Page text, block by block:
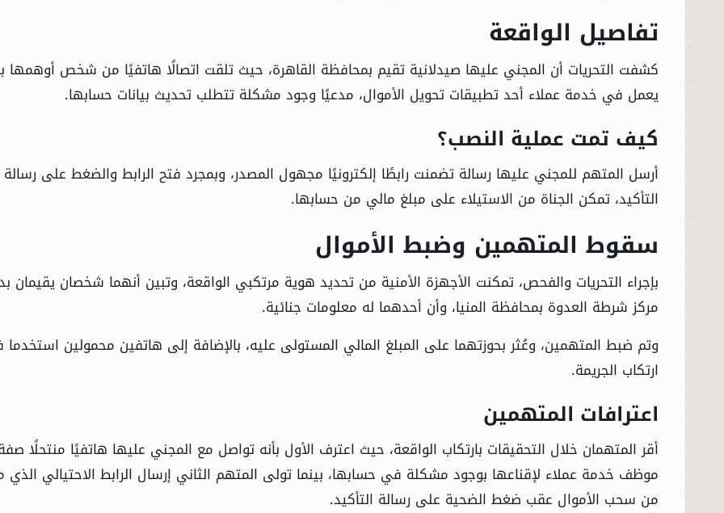
تفاصيل الواقعة
كشفت التحريات أن المجني عليها صيدلانية تقيم بمحافظة القاهرة، حيث تلقت اتصالًا هاتفيًا من شخص أوهمها
يعمل في خدمة عملاء أحد تطبيقات تحويل الأموال، مدعيًا وجود مشكلة تتطلب تحديث بيانات حسابها.
كيف تمت عملية النصب؟
أرسل المتهم للمجني عليها رسالة تضمنت رابطًا إلكترونيًا مجهول المصدر، وبمجرد فتح الرابط والضغط على رسالة
التأكيد، تمكن الجناة من الاستيلاء على مبلغ مالي من حسابها.
سقوط المتهمين وضبط الأموال
بإجراء التحريات والفحص، تمكنت الأجهزة الأمنية من تحديد هوية مرتكبي الواقعة، وتبين أنهما شخصان يقيمان
مركز شرطة العدوة بمحافظة المنيا، وأن أحدهما له معلومات جنائية.
وتم ضبط المتهمين، وعُثر بحوزتهما على المبلغ المالي المستولى عليه، بالإضافة إلى هاتفين محمولين
ارتكاب الجريمة.
اعترافات المتهمين
أقر المتهمان خلال التحقيقات بارتكاب الواقعة، حيث اعترف الأول بأنه تواصل مع المجني عليها هاتفيًا منتحلًا
موظف خدمة عملاء لإقناعها بوجود مشكلة في حسابها، بينما تولى المتهم الثاني إرسال الرابط الاحتيالي الذي
من سحب الأموال عقب ضغط الضحية على رسالة التأكيد.